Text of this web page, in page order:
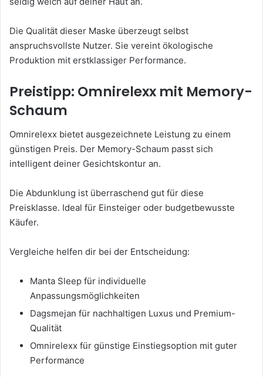
Die Qualität dieser Maske überzeugt selbst
anspruchsvollste Nutzer. Sie vereint ökologische
Produktion mit erstklassiger Performance.
Preistipp: Omnirelexx mit Memory-
Schaum
Omnirelexx bietet ausgezeichnete Leistung zu einem
günstigen Preis. Der Memory-Schaum passt sich
intelligent deiner Gesichtskontur an.
Die Abdunklung ist überraschend gut für diese
Preisklasse. Ideal für Einsteiger oder budgetbewusste
Käufer.
Vergleiche helfen dir bei der Entscheidung:
Manta Sleep für individuelle
Anpassungsmöglichkeiten
Dagsmejan für nachhaltigen Luxus und Premium-
Qualität
Omnirelexx für günstige Einstiegsoption mit guter
Performance